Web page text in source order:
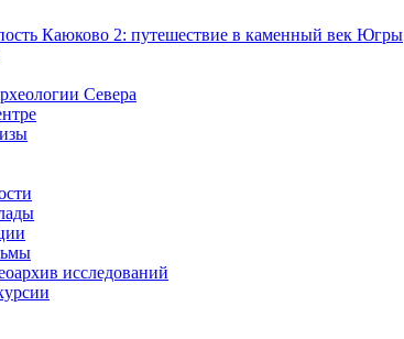
Каюково 2: путешествие в каменный век Югры
Севера
исследований